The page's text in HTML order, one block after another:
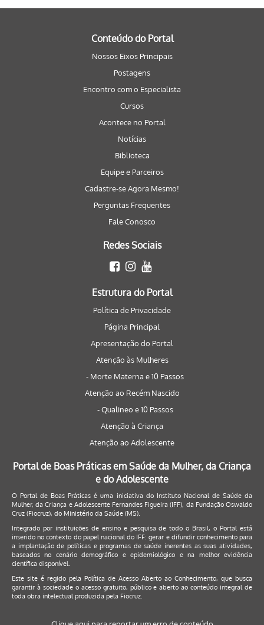
Conteúdo do Portal
Nossos Eixos Principais
Postagens
Encontro com o Especialista
Cursos
Acontece no Portal
Notícias
Biblioteca
Equipe e Parceiros
Cadastre-se Agora Mesmo!
Perguntas Frequentes
Fale Conosco
Redes Sociais
Estrutura do Portal
Política de Privacidade
Página Principal
Apresentação do Portal
Atenção às Mulheres
- Morte Materna e 10 Passos
Atenção ao Recém Nascido
- Qualineo e 10 Passos
Atenção à Criança
Atenção ao Adolescente
Portal de Boas Práticas em Saúde da Mulher, da Criança
e do Adolescente
O Portal de Boas Práticas é uma iniciativa do Instituto Nacional de Saúde da
Mulher, da Criança e Adolescente Fernandes Figueira (IFF), da Fundação Oswaldo
Cruz (Fiocruz), do Ministério da Saúde (MS).
Integrado por instituições de ensino e pesquisa de todo o Brasil, o Portal está
inserido no contexto do papel nacional do IFF: gerar e difundir conhecimento para
a implantação de políticas e programas de saúde inerentes as suas atividades,
baseados no cenário demográfico e epidemiológico e na melhor evidência
científica disponível.
Este site é regido pela Política de Acesso Aberto ao Conhecimento, que busca
garantir à sociedade o acesso gratuito, público e aberto ao conteúdo integral de
toda obra intelectual produzida pela Fiocruz.